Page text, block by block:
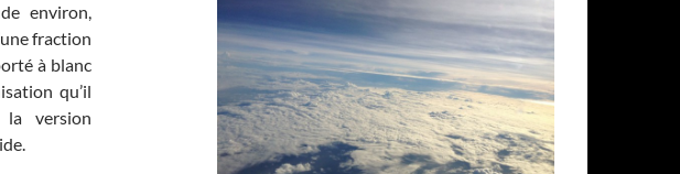
environ,
fraction
à blanc
qu’il
la version